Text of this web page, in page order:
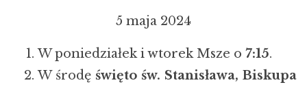
5 maja 2024
W poniedziałek i wtorek Msze o 7:15.
W środę święto św. Stanisława, Biskupa